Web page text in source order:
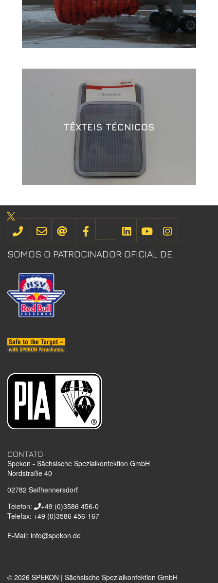
TÊXTEIS TÉCNICOS
SOMOS O PATROCINADOR OFICIAL DE
CONTATO
Spekon - Sächsische Spezialkonfektion GmbH
Nordstraße 40
02782 Seifhennersdorf
Telefon:
+49 (0)3586 456-0
Telefax: +49 (0)3586 456-167
E-Mail: info@spekon.de
© 2026 SPEKON | Sächsische Spezialkonfektion GmbH